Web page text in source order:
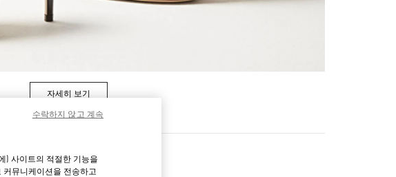
자세히 보기
) 사이트의 적절한 기능을
뮤니케이션을 전송하고
수락하지 않고 계속